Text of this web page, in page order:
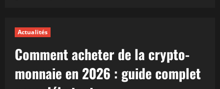
Actualités
Comment acheter de la crypto-
monnaie en 2026 : guide complet